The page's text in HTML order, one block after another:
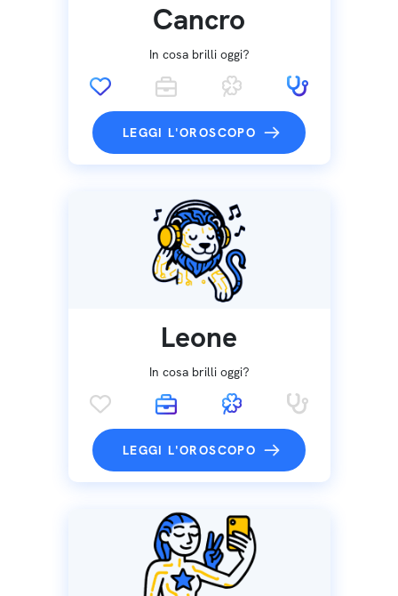
Cancro
In cosa brilli oggi?
LEGGI L'OROSCOPO
Leone
In cosa brilli oggi?
LEGGI L'OROSCOPO